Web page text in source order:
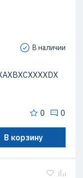
В наличии
0 0
В корзину